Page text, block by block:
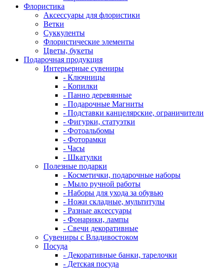
Флористика
Аксессуары для флористики
Ветки
Суккуленты
Флористические элементы
Цветы, букеты
Подарочная продукция
Интерьерные сувениры
- Ключницы
- Копилки
- Панно деревянные
- Подарочные Магниты
- Подставки канцелярские, ограничители
- Фигурки, статуэтки
- Фотоальбомы
- Фоторамки
- Часы
- Шкатулки
Полезные подарки
- Косметички, подарочные наборы
- Мыло ручной работы
- Наборы для ухода за обувью
- Ножи складные, мультитулы
- Разные аксессуары
- Фонарики, лампы
- Свечи декоративные
Сувениры с Владивостоком
Посуда
- Декоративные банки, тарелочки
- Детская посуда